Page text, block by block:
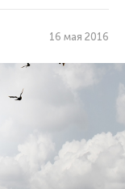
16 мая 2016